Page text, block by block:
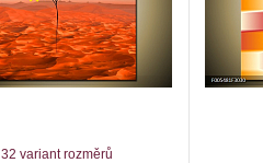
32 variant rozměrů